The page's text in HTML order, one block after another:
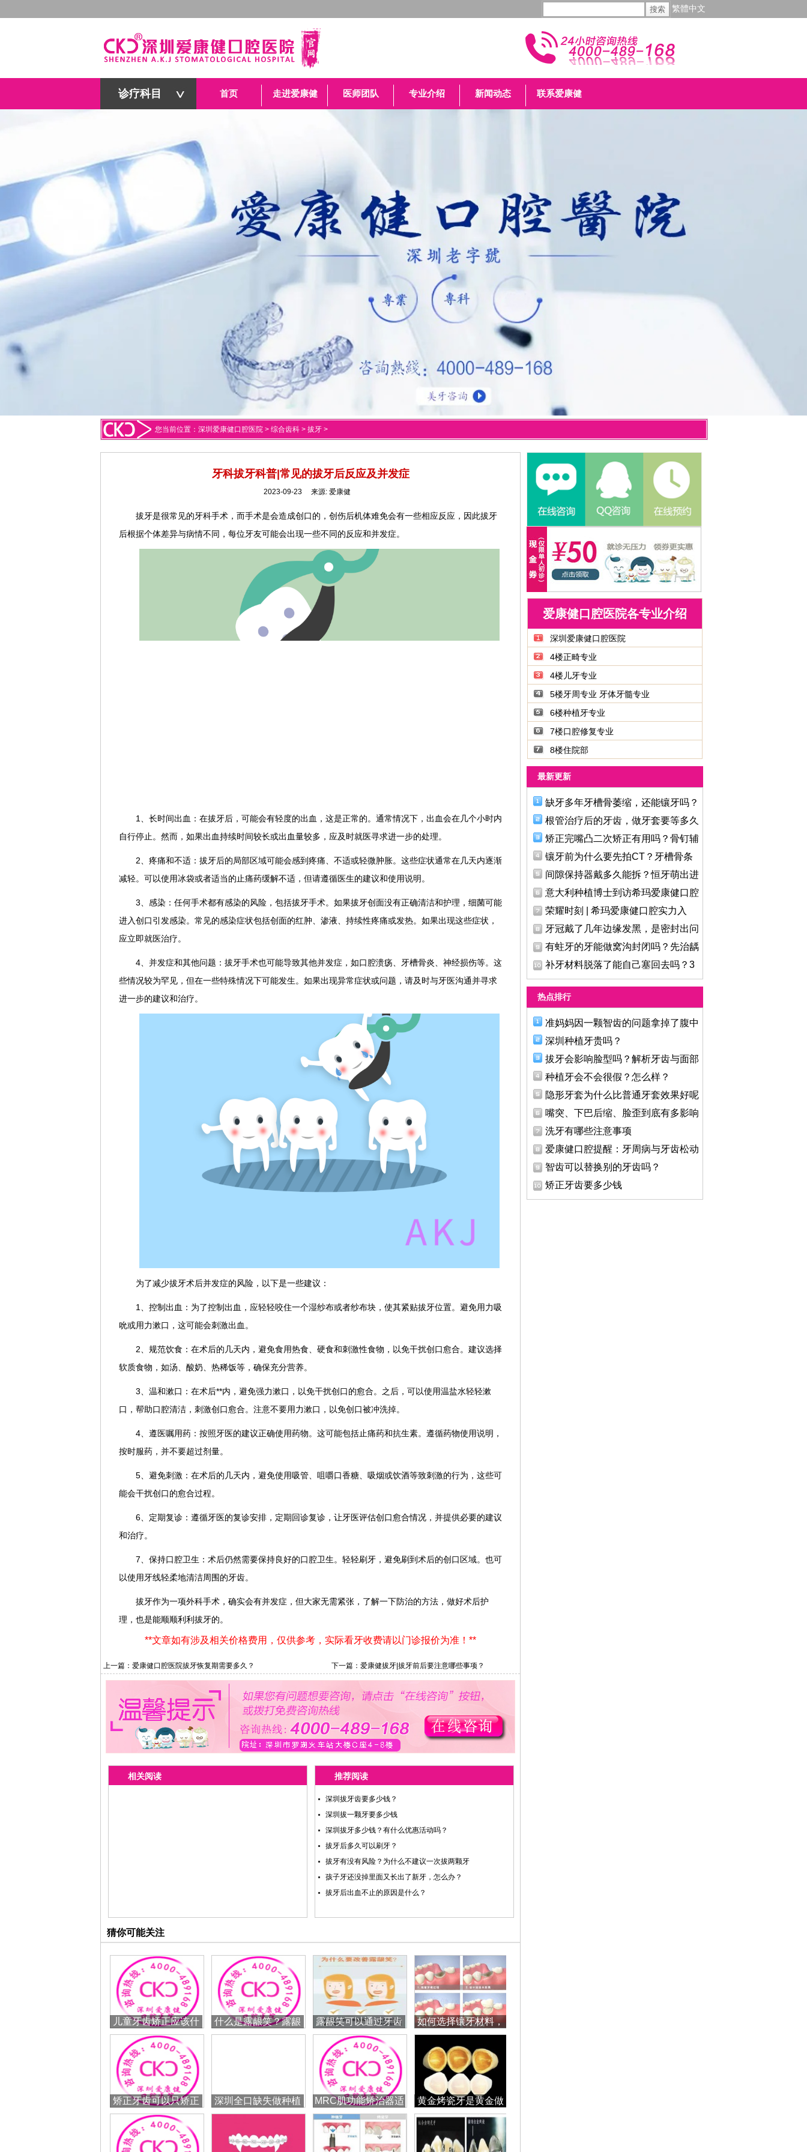
繁體中文
诊疗科目 首页 走进爱康健 医师团队 专业介绍 新闻动态 联系爱康健
您当前位置： 深圳爱康健口腔医院 > 综合齿科 > 拔牙 >
牙科拔牙科普|常见的拔牙后反应及并发症
2023-09-23 来源: 爱康健
拔牙是很常见的牙科手术，而手术是会造成创口的，创伤后机体难免会有一些相应反应，因此拔牙
后根据个体差异与病情不同，每位牙友可能会出现一些不同的反应和并发症。
1、长时间出血：在拔牙后，可能会有轻度的出血，这是正常的。通常情况下，出血会在几个小时内
自行停止。然而，如果出血持续时间较长或出血量较多，应及时就医寻求进一步的处理。
2、疼痛和不适：拔牙后的局部区域可能会感到疼痛、不适或轻微肿胀。这些症状通常在几天内逐渐
减轻。可以使用冰袋或者适当的止痛药缓解不适，但请遵循医生的建议和使用说明。
3、感染：任何手术都有感染的风险，包括拔牙手术。如果拔牙创面没有正确清洁和护理，细菌可能
进入创口引发感染。常见的感染症状包括创面的红肿、渗液、持续性疼痛或发热。如果出现这些症状，
应立即就医治疗。
4、并发症和其他问题：拔牙手术也可能导致其他并发症，如口腔溃疡、牙槽骨炎、神经损伤等。这
些情况较为罕见，但在一些特殊情况下可能发生。如果出现异常症状或问题，请及时与牙医沟通并寻求
进一步的建议和治疗。
为了减少拔牙术后并发症的风险，以下是一些建议：
1、控制出血：为了控制出血，应轻轻咬住一个湿纱布或者纱布块，使其紧贴拔牙位置。避免用力吸
吮或用力漱口，这可能会刺激出血。
2、规范饮食：在术后的几天内，避免食用热食、硬食和刺激性食物，以免干扰创口愈合。建议选择
软质食物，如汤、酸奶、热稀饭等，确保充分营养。
3、温和漱口：在术后**内，避免强力漱口，以免干扰创口的愈合。之后，可以使用温盐水轻轻漱
口，帮助口腔清洁，刺激创口愈合。注意不要用力漱口，以免创口被冲洗掉。
4、遵医嘱用药：按照牙医的建议正确使用药物。这可能包括止痛药和抗生素。遵循药物使用说明，
按时服药，并不要超过剂量。
5、避免刺激：在术后的几天内，避免使用吸管、咀嚼口香糖、吸烟或饮酒等致刺激的行为，这些可
能会干扰创口的愈合过程。
6、定期复诊：遵循牙医的复诊安排，定期回诊复诊，让牙医评估创口愈合情况，并提供必要的建议
和治疗。
7、保持口腔卫生：术后仍然需要保持良好的口腔卫生。轻轻刷牙，避免刷到术后的创口区域。也可
以使用牙线轻柔地清洁周围的牙齿。
拔牙作为一项外科手术，确实会有并发症，但大家无需紧张，了解一下防治的方法，做好术后护
理，也是能顺顺利利拔牙的。
**文章如有涉及相关价格费用，仅供参考，实际看牙收费请以门诊报价为准！**
上一篇： 爱康健口腔医院拔牙恢复期需要多久？ 下一篇： 爱康健拔牙|拔牙前后要注意哪些事项？
相关阅读 推荐阅读
深圳拔牙齿要多少钱？
深圳拔一颗牙要多少钱
深圳拔牙多少钱？有什么优惠活动吗？
拔牙后多久可以刷牙？
拔牙有没有风险？为什么不建议一次拔两颗牙
孩子牙还没掉里面又长出了新牙，怎么办？
拔牙后出血不止的原因是什么？
猜你可能关注
儿童牙齿矫正应该什
么时候做较好
什么是露龈笑？露龈
笑怎么办？
露龈笑可以通过牙齿
矫正改善吗？
如何选择镶牙材料，
是不是越贵越
矫正牙齿可以只矫正
一排牙齿吗？
深圳全口缺失做种植
牙需要多少钱
MRC肌功能矫治器适
合哪些儿童？
黄金烤瓷牙是黄金做
的吗？怎么样
爱康健口腔医院各专业介绍
深圳爱康健口腔医院
4楼正畸专业
4楼儿牙专业
5楼牙周专业 牙体牙髓专业
6楼种植牙专业
7楼口腔修复专业
8楼住院部
最新更新
缺牙多年牙槽骨萎缩，还能镶牙吗？
根管治疗后的牙齿，做牙套要等多久
矫正完嘴凸二次矫正有用吗？骨钉辅
镶牙前为什么要先拍CT？牙槽骨条
件
间隙保持器戴多久能拆？恒牙萌出进
意大利种植博士到访希玛爱康健口腔
荣耀时刻 | 希玛爱康健口腔实力入
牙冠戴了几年边缘发黑，是密封出问
有蛀牙的牙能做窝沟封闭吗？先治龋
补牙材料脱落了能自己塞回去吗？3
热点排行
准妈妈因一颗智齿的问题拿掉了腹中
深圳种植牙贵吗？
拔牙会影响脸型吗？解析牙齿与面部
种植牙会不会很假？怎么样？
隐形牙套为什么比普通牙套效果好呢
嘴突、下巴后缩、脸歪到底有多影响
洗牙有哪些注意事项
爱康健口腔提醒：牙周病与牙齿松动
智齿可以替换别的牙齿吗？
矫正牙齿要多少钱